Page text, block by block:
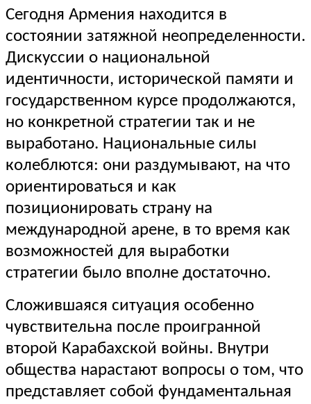
Сегодня Армения находится в
состоянии затяжной неопределенности.
Дискуссии о национальной
идентичности, исторической памяти и
государственном курсе продолжаются,
но конкретной стратегии так и не
выработано. Национальные силы
колеблются: они раздумывают, на что
ориентироваться и как
позиционировать страну на
международной арене, в то время как
возможностей для выработки
стратегии было вполне достаточно.
Сложившаяся ситуация особенно
чувствительна после проигранной
второй Карабахской войны. Внутри
общества нарастают вопросы о том, что
представляет собой фундаментальная